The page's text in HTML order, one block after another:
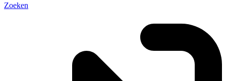
Zoeken